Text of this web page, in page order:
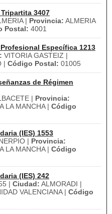
3407
| Provincia: ALMERIA
Postal: 4001
Específica 1213
VITORIA GASTEIZ |
| Código Postal: 01005
de Régimen
| Provincia:
LA MANCHA | Código
(IES) 1553
| Provincia:
LA MANCHA | Código
(IES) 242
| Ciudad: ALMORADI |
VALENCIANA | Código